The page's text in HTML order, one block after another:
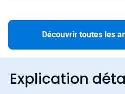
Découvrir toutes les
Explication